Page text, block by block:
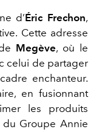
d’Éric Frechon,
Cette adresse
Megève, où le
celui de partager
enchanteur.
en fusionnant
les produits
du Groupe Annie